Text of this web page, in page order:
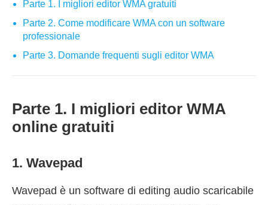
Parte 1. I migliori editor WMA gratuiti
Parte 2. Come modificare WMA con un software
professionale
Parte 3. Domande frequenti sugli editor WMA
Parte 1. I migliori editor WMA
online gratuiti
1. Wavepad
Wavepad è un software di editing audio scaricabile